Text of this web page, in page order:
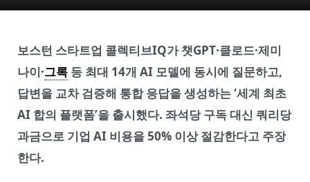
보스턴 스타트업 콜렉티브IQ가 챗GPT·클로드·제미
나이·그록 등 최대 14개 AI 모델에 동시에 질문하고,
답변을 교차 검증해 통합 응답을 생성하는 ‘세계 최초
AI 합의 플랫폼’을 출시했다. 좌석당 구독 대신 쿼리당
과금으로 기업 AI 비용을 50% 이상 절감한다고 주장
한다.